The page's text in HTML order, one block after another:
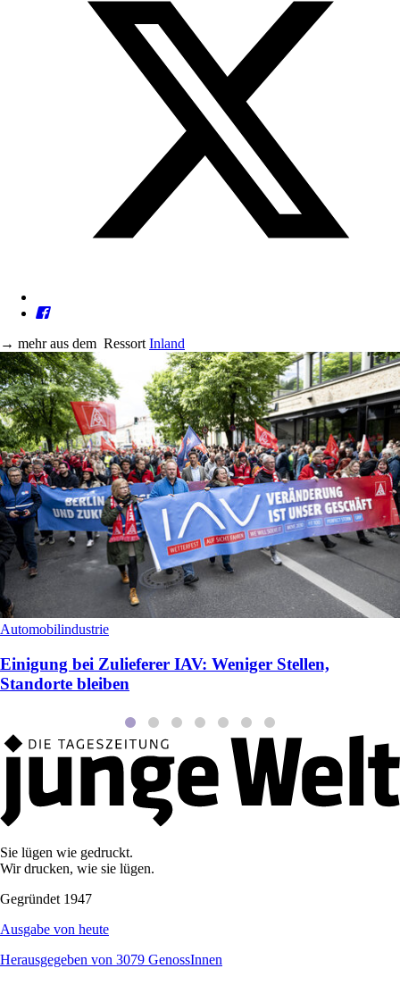
→ mehr aus dem Ressort Inland
Automobilindustrie
Einigung bei Zulieferer IAV: Weniger Stellen,
Standorte bleiben
Sie lügen wie gedruckt.
Wir drucken, wie sie lügen.
Gegründet 1947
Ausgabe von heute
Herausgegeben von 3079 GenossInnen